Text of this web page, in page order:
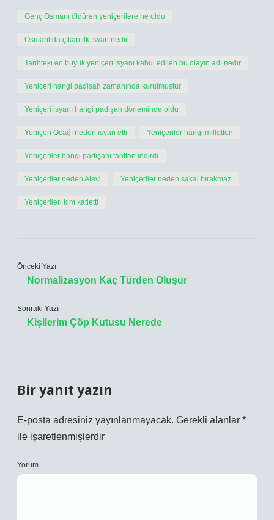
Genç Osmanı öldüren yeniçerilere ne oldu
Osmanlıda çıkan ilk isyan nedir
Tarihteki en büyük yeniçeri isyanı kabul edilen bu olayın adı nedir
Yeniçeri hangi padişah zamanında kurulmuştur
Yeniçeri isyanı hangi padişah döneminde oldu
Yeniçeri Ocağı neden isyan etti Yeniçeriler hangi milletten
Yeniçeriler hangi padişahı tahttan indirdi
Yeniçeriler neden Alevi Yeniçeriler neden sakal bırakmaz
Yeniçerileri kim katletti
Önceki Yazı
Normalizasyon Kaç Türden Oluşur
Sonraki Yazı
Kişilerim Çöp Kutusu Nerede
Bir yanıt yazın
E-posta adresiniz yayınlanmayacak. Gerekli alanlar *
ile işaretlenmişlerdir
Yorum